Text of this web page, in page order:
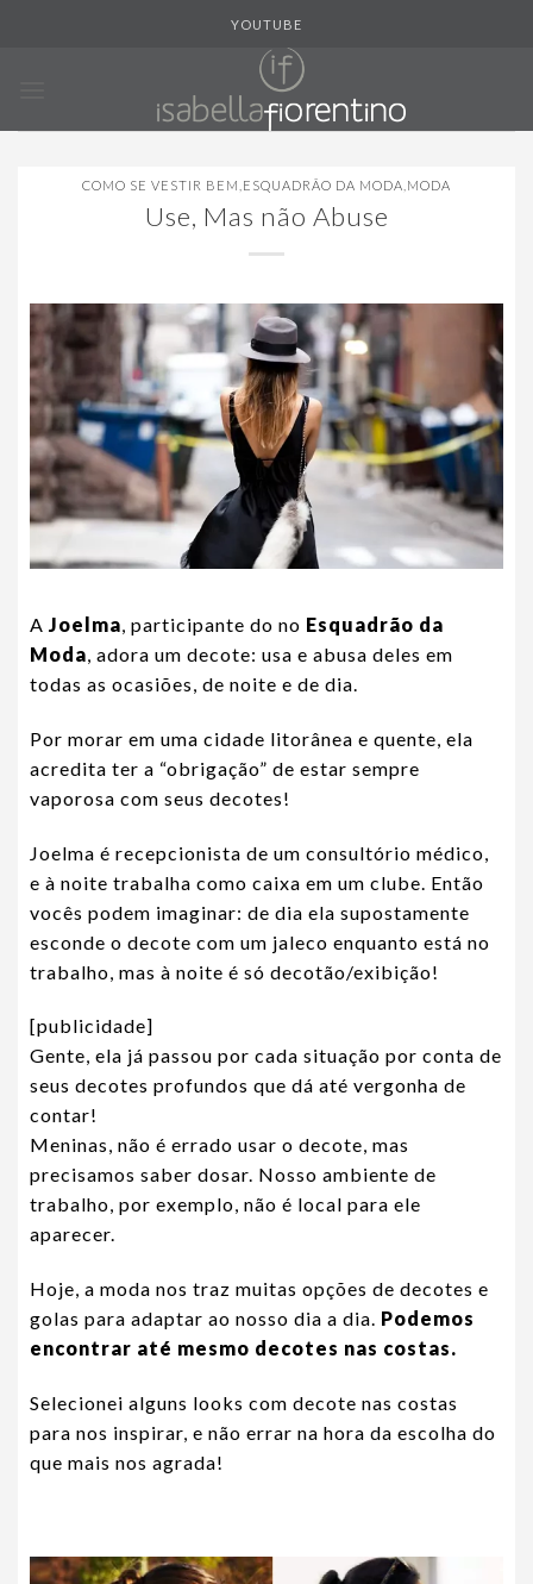
YOUTUBE
COMO SE VESTIR BEM ESQUADRÃO DA MODA MODA
Use, Mas não Abuse
A Joelma, participante do no Esquadrão da
Moda, adora um decote: usa e abusa deles em
todas as ocasiões, de noite e de dia.
Por morar em uma cidade litorânea e quente, ela
acredita ter a “obrigação” de estar sempre
vaporosa com seus decotes!
Joelma é recepcionista de um consultório médico,
e à noite trabalha como caixa em um clube. Então
vocês podem imaginar: de dia ela supostamente
esconde o decote com um jaleco enquanto está no
trabalho, mas à noite é só decotão/exibição!
[publicidade]
Gente, ela já passou por cada situação por conta de
seus decotes profundos que dá até vergonha de
contar!
Meninas, não é errado usar o decote, mas
precisamos saber dosar. Nosso ambiente de
trabalho, por exemplo, não é local para ele
aparecer.
Hoje, a moda nos traz muitas opções de decotes e
golas para adaptar ao nosso dia a dia. Podemos
encontrar até mesmo decotes nas costas.
Selecionei alguns looks com decote nas costas
para nos inspirar, e não errar na hora da escolha do
que mais nos agrada!